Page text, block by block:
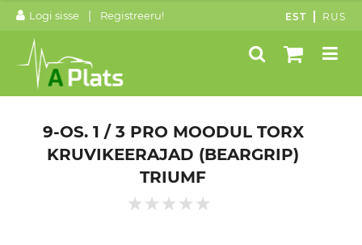
Logi sisse | Registreeru! EST RUS
9-OS. 1 / 3 PRO MOODUL TORX
KRUVIKEERAJAD (BEARGRIP)
TRIUMF